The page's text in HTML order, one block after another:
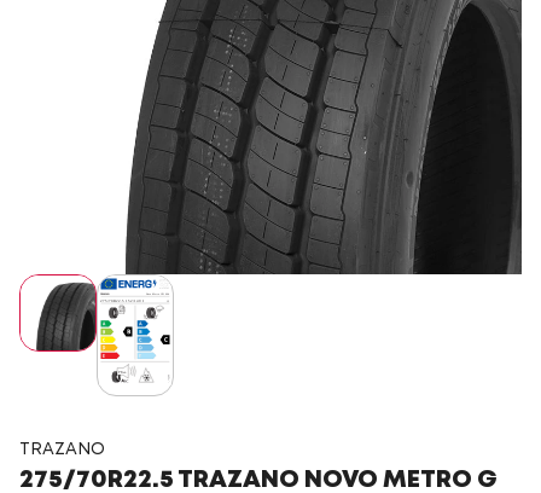
TRAZANO
275/70R22.5 TRAZANO NOVO METRO G